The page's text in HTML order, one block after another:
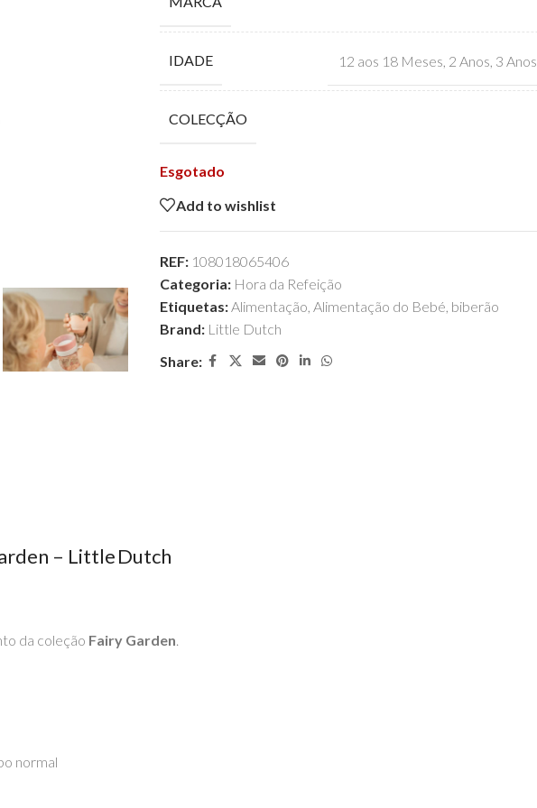
IDADE 12 aos 18 Meses 2 Anos 3 Anos
COLECÇÃO
Esgotado
Add to wishlist
REF: 108018065406
Categoria: Hora da Refeição
Etiquetas:Alimentação, Alimentação do Bebé, biberão
Brand: Little Dutch
Share:
– Little Dutch
da coleção Fairy Garden.
normal